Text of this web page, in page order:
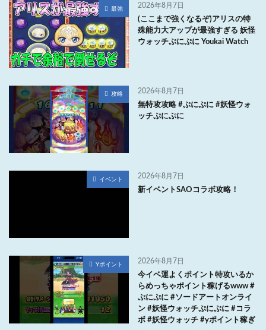
最強 2026年8月7日
(ここまで強くなるぞ)アリスの特
殊能力大アップが最強すぎる 妖怪
ウォッチぷにぷに Youkai Watch
攻略 2026年8月7日
無特攻攻略 #ぷにぷに #妖怪ウォ
ッチぷにぷに
イベント 2026年8月7日
新イベントSAOコラボ攻略！
Yポイント 2026年8月7日
今イベ運よくポイント特攻いるか
らめっちゃポイント稼げるwww #
ぷにぷに #ソードアートオンライ
ン #妖怪ウォッチぷにぷに #コラ
ボ #妖怪ウォッチ #yポイント稼ぎ